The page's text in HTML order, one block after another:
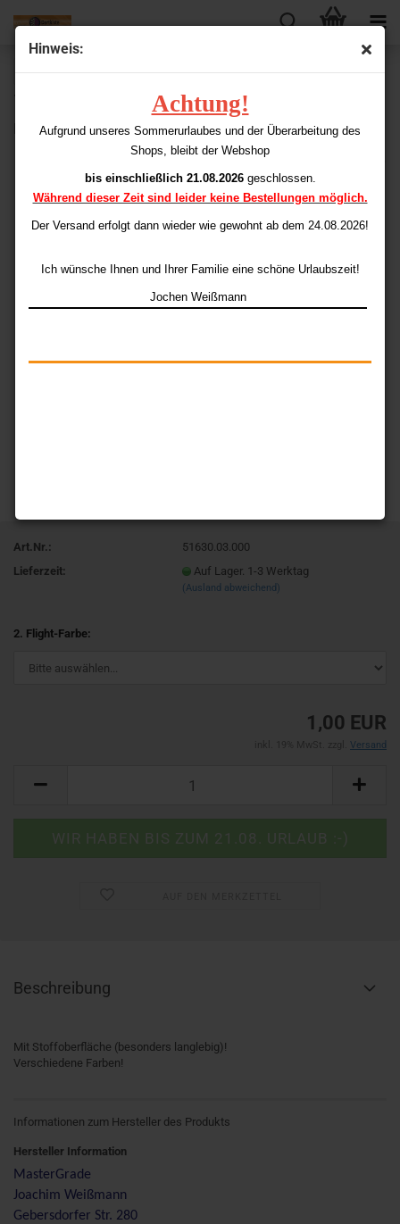
Hinweis:
Achtung!
Aufgrund unseres Sommerurlaubes und der Überarbeitung des
Shops, bleibt der Webshop
bis einschließlich 21.08.2026geschlossen.
Während dieser Zeit sind leider keine Bestellungen möglich.
Der Versand erfolgt dann wieder wie gewohnt ab dem 24.08.2026!
Ich wünsche Ihnen und Ihrer Familie eine schöne Urlaubszeit!
Jochen Weißmann
« Erster « zurück weiter »
Letzter »
Artikel in dieser Kategorie
Longlife (Stoff) Flights Pear
Art.Nr.:
51630.03.000
Lieferzeit:
Auf Lager. 1-3 Werktag
(Ausland abweichend)
2. Flight-Farbe:
1,00 EUR
Versand
Beschreibung
Mit Stoffoberfläche (besonders langlebig)!
Verschiedene Farben!
Informationen zum Hersteller des Produkts
Hersteller Information
MasterGrade
Joachim Weißmann
Gebersdorfer Str. 280